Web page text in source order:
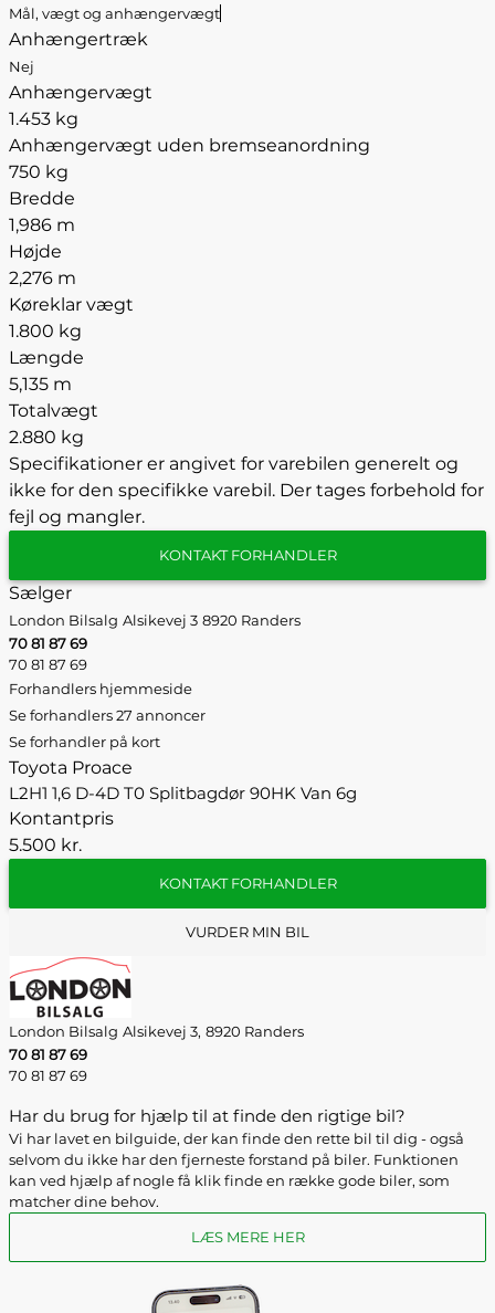
Mål, vægt og anhængervægt
Anhængertræk
Nej
Anhængervægt
1.453 kg
Anhængervægt uden bremseanordning
750 kg
Bredde
1,986 m
Højde
2,276 m
Køreklar vægt
1.800 kg
Længde
5,135 m
Totalvægt
2.880 kg
Specifikationer er angivet for varebilen generelt og
ikke for den specifikke varebil. Der tages forbehold for
fejl og mangler.
KONTAKT FORHANDLER
Sælger
London Bilsalg Alsikevej 3 8920 Randers
70 81 87 69
70 81 87 69
Forhandlers hjemmeside
Se forhandlers 27 annoncer
Se forhandler på kort
Toyota Proace
L2H1 1,6 D-4D T0 Splitbagdør 90HK Van 6g
Kontantpris
5.500 kr.
KONTAKT FORHANDLER
VURDER MIN BIL
London Bilsalg Alsikevej 3, 8920 Randers
70 81 87 69
70 81 87 69
Har du brug for hjælp til at finde den rigtige bil?
Vi har lavet en bilguide, der kan finde den rette bil til dig - også
selvom du ikke har den fjerneste forstand på biler. Funktionen
kan ved hjælp af nogle få klik finde en række gode biler, som
matcher dine behov.
LÆS MERE HER